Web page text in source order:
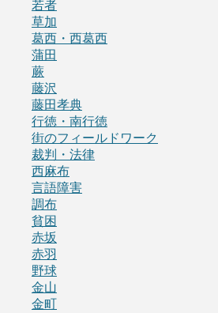
若者
草加
葛西・西葛西
蒲田
蕨
藤沢
藤田孝典
行徳・南行徳
街のフィールドワーク
裁判・法律
西麻布
言語障害
調布
貧困
赤坂
赤羽
野球
金山
金町